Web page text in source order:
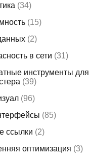
(34)
(15)
(2)
в сети (31)
инструменты для
(39)
(96)
(85)
ссылки (2)
оптимизация (3)